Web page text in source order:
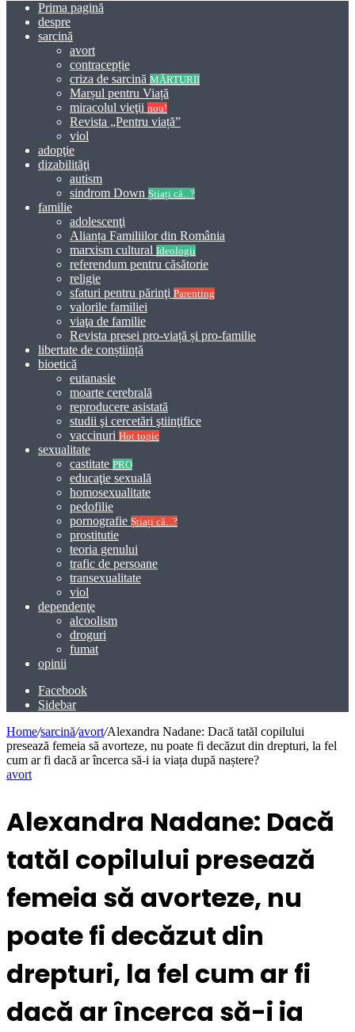
Prima pagină
despre
sarcină
avort
contracepție
criza de sarcină MĂRTURII
Marșul pentru Viață
miracolul vieţii nou!
Revista „Pentru viață”
viol
adopţie
dizabilităţi
autism
sindrom Down Știați că...?
familie
adolescenţi
Alianța Familiilor din România
marxism cultural Ideologii
referendum pentru căsătorie
religie
sfaturi pentru părinţi Parenting
valorile familiei
viaţa de familie
Revista presei pro-viață și pro-familie
libertate de conștiință
bioetică
eutanasie
moarte cerebrală
reproducere asistată
studii şi cercetări ştiinţifice
vaccinuri Hot topic
sexualitate
castitate PRO
educaţie sexuală
homosexualitate
pedofilie
pornografie Știați că...?
prostitutie
teoria genului
trafic de persoane
transexualitate
viol
dependenţe
alcoolism
droguri
fumat
opinii
Facebook
Sidebar
Home/sarcină/avort/Alexandra Nadane: Dacă tatăl copilului
presează femeia să avorteze, nu poate fi decăzut din drepturi, la fel
cum ar fi dacă ar încerca să-i ia viața după naștere?
avort
Alexandra Nadane: Dacă
tatăl copilului presează
femeia să avorteze, nu
poate fi decăzut din
drepturi, la fel cum ar fi
dacă ar încerca să-i ia